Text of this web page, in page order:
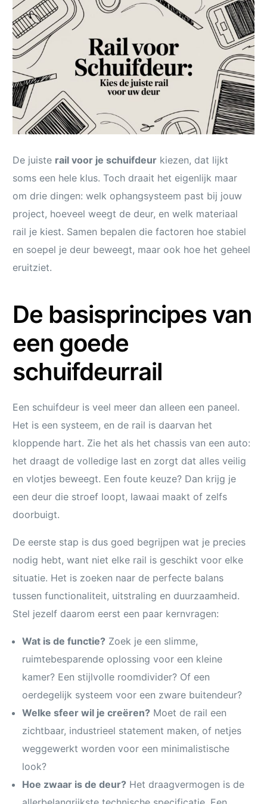
De juiste rail voor je schuifdeur kiezen, dat lijkt
soms een hele klus. Toch draait het eigenlijk maar
om drie dingen: welk ophangsysteem past bij jouw
project, hoeveel weegt de deur, en welk materiaal
rail je kiest. Samen bepalen die factoren hoe stabiel
en soepel je deur beweegt, maar ook hoe het geheel
eruitziet.
De basisprincipes van
een goede
schuifdeurrail
Een schuifdeur is veel meer dan alleen een paneel.
Het is een systeem, en de rail is daarvan het
kloppende hart. Zie het als het chassis van een auto:
het draagt de volledige last en zorgt dat alles veilig
en vlotjes beweegt. Een foute keuze? Dan krijg je
een deur die stroef loopt, lawaai maakt of zelfs
doorbuigt.
De eerste stap is dus goed begrijpen wat je precies
nodig hebt, want niet elke rail is geschikt voor elke
situatie. Het is zoeken naar de perfecte balans
tussen functionaliteit, uitstraling en duurzaamheid.
Stel jezelf daarom eerst een paar kernvragen:
Wat is de functie? Zoek je een slimme,
ruimtebesparende oplossing voor een kleine
kamer? Een stijlvolle roomdivider? Of een
oerdegelijk systeem voor een zware buitendeur?
Welke sfeer wil je creëren? Moet de rail een
zichtbaar, industrieel statement maken, of netjes
weggewerkt worden voor een minimalistische
look?
Hoe zwaar is de deur? Het draagvermogen is de